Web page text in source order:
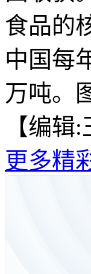
食品的
中国每
万吨。
【编辑:
更多精